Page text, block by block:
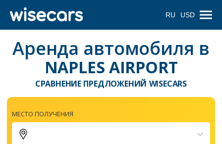
RU USD
Аренда автомобиля в
NAPLES AIRPORT
СРАВНЕНИЕ ПРЕДЛОЖЕНИЙ WISECARS
МЕСТО ПОЛУЧЕНИЯ